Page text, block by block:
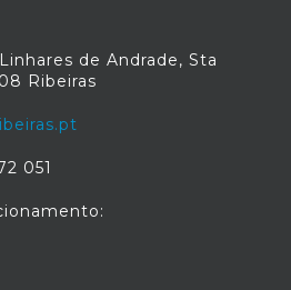
de Andrade, Sta
Ribeiras
051